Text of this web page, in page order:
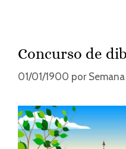
Concurso de
01/01/1900 por